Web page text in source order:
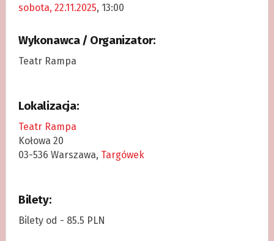
sobota, 22.11.2025, 13:00
Wykonawca / Organizator:
Teatr Rampa
Lokalizacja:
Teatr Rampa
Kołowa 20
03-536 Warszawa, Targówek
Bilety:
Bilety od - 85.5 PLN